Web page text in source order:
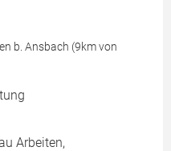
b. Ansbach (9km von
Arbeiten,